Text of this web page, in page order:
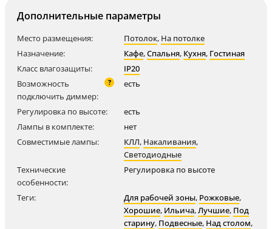
Дополнительные параметры
Место размещения: Потолок, На потолке
Назначение:
Кафе,Спальня, Кухня, Гостиная
Класс влагозащиты:
IP20
Возможность
подключить диммер:
? есть
Регулировка по высоте:
есть
Лампы в комплекте:
нет
Совместимые лампы:
КЛЛ, Накаливания,
Светодиодные
Технические
особенности:
Регулировка по высоте
Теги: Для рабочей зоны, Рожковые,
Хорошие, Ильича,Лучшие, Под
старину, Подвесные, Над столом,